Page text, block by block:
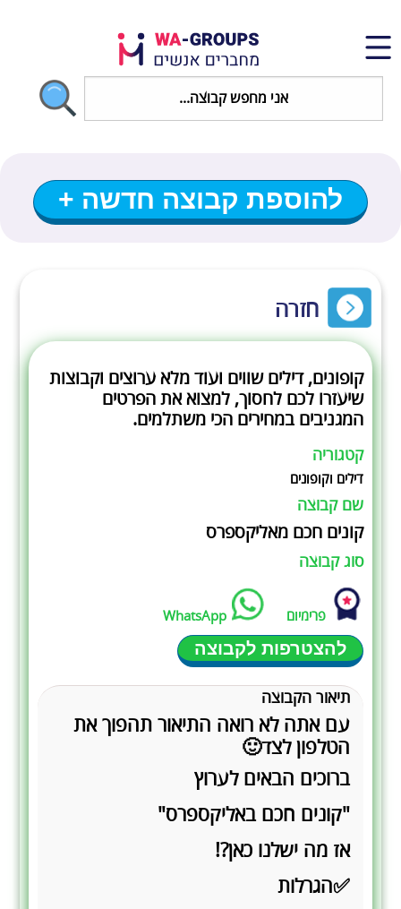
להוספת קבוצה חדשה +
חזרה
קופונים, דילים שווים ועוד מלא ערוצים וקבוצות
שיעזרו לכם לחסוך, למצוא את הפרטים
המגניבים במחירים הכי משתלמים.
קטגוריה
דילים וקופונים
שם קבוצה
קונים חכם מאליקספרס
סוג קבוצה
פרימיום WhatsApp
להצטרפות לקבוצה
תיאור הקבוצה
עם אתה לא רואה התיאור תהפוך את
הטלפון לצד🙂
ברוכים הבאים לערוץ
"קונים חכם באליקספרס"
אז מה ישלנו כאן?!
✅הגרלות